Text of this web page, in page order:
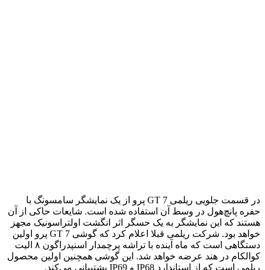
در قسمت جلویی ریلمی GT 7 پرو از یک نمایشگر سامسونگ با
حفره پانچ‌هول در وسط آن استفاده شده است. شایعات حاکی از آن
هستند که این نمایشگر به یک حسگر اثر انگشت اولتراسونیک مجهز
خواهد بود. شرکت ریلمی قبلا اعلام کرد که گوشی GT 7 پرو اولین
دستگاهی است که ماه آینده با تراشه پرچمدار اسنپدراگون ۸ الیت
کوالکام در هند عرضه خواهد شد. این گوشی همچنین اولین محصول
ریلمی است که از استاندارد IP68 و IP69 پشتیبانی می‌کند.